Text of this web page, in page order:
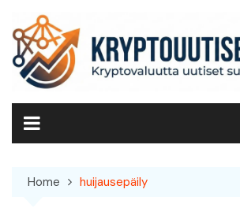
content
Home huijausepäily